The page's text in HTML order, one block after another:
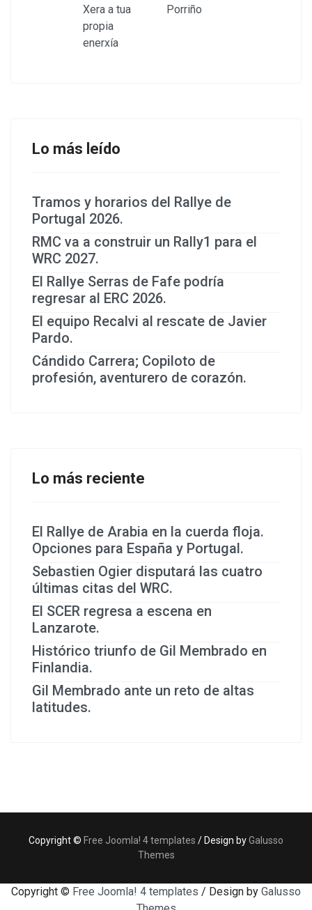
Lo más leído
Tramos y horarios del Rallye de
Portugal 2026.
RMC va a construir un Rally1 para el
WRC 2027.
El Rallye Serras de Fafe podría
regresar al ERC 2026.
El equipo Recalvi al rescate de Javier
Pardo.
Cándido Carrera; Copiloto de
profesión, aventurero de corazón.
Lo más reciente
El Rallye de Arabia en la cuerda floja.
Opciones para España y Portugal.
Sebastien Ogier disputará las cuatro
últimas citas del WRC.
El SCER regresa a escena en
Lanzarote.
Histórico triunfo de Gil Membrado en
Finlandia.
Gil Membrado ante un reto de altas
latitudes.
Copyright © Free Joomla! 4 templates / Design byGalusso
Themes
Copyright © Free Joomla! 4 templates / Design by Galusso